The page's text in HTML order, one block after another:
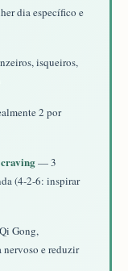
dia específico e
isqueiros,
2 por
— 3
(4-2-6: inspirar
Gong,
e reduzir